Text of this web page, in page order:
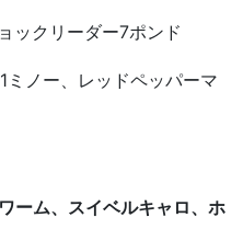
ックリーダー7ポンド
ミノー、レッドペッパーマ
ーム、スイベルキャロ、ホ